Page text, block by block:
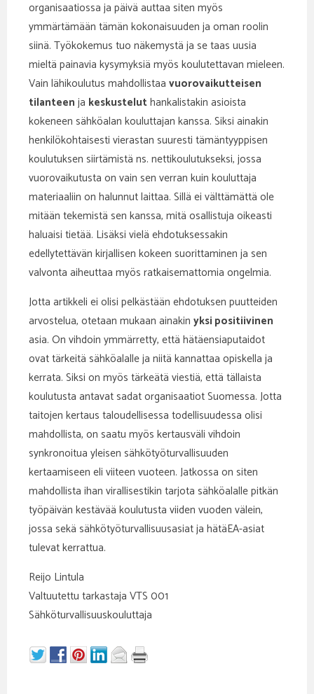
organisaatiossa ja päivä auttaa siten myös
ymmärtämään tämän kokonaisuuden ja oman roolin
siinä. Työkokemus tuo näkemystä ja se taas uusia
mieltä painavia kysymyksiä myös koulutettavan mieleen.
Vain lähikoulutus mahdollistaa vuorovaikutteisen
tilanteen ja keskusteluthankalistakin asioista
kokeneen sähköalan kouluttajan kanssa. Siksi ainakin
henkilökohtaisesti vierastan suuresti tämäntyyppisen
koulutuksen siirtämistä ns. nettikoulutukseksi, jossa
vuorovaikutusta on vain sen verran kuin kouluttaja
materiaaliin on halunnut laittaa. Sillä ei välttämättä ole
mitään tekemistä sen kanssa, mitä osallistuja oikeasti
haluaisi tietää. Lisäksi vielä ehdotuksessakin
edellytettävän kirjallisen kokeen suorittaminen ja sen
valvonta aiheuttaa myös ratkaisemattomia ongelmia.
Jotta artikkeli ei olisi pelkästään ehdotuksen puutteiden
arvostelua, otetaan mukaan ainakin yksi positiivinen
asia. On vihdoin ymmärretty, että hätäensiaputaidot
ovat tärkeitä sähköalalle ja niitä kannattaa opiskella ja
kerrata. Siksi on myös tärkeätä viestiä, että tällaista
koulutusta antavat sadat organisaatiot Suomessa. Jotta
taitojen kertaus taloudellisessa todellisuudessa olisi
mahdollista, on saatu myös kertausväli vihdoin
synkronoitua yleisen sähkötyöturvallisuuden
kertaamiseen eli viiteen vuoteen. Jatkossa on siten
mahdollista ihan virallisestikin tarjota sähköalalle pitkän
työpäivän kestävää koulutusta viiden vuoden välein,
jossa sekä sähkötyöturvallisuusasiat ja hätäEA-asiat
tulevat kerrattua.
Reijo Lintula
Valtuutettu tarkastaja VTS 001
Sähköturvallisuuskouluttaja